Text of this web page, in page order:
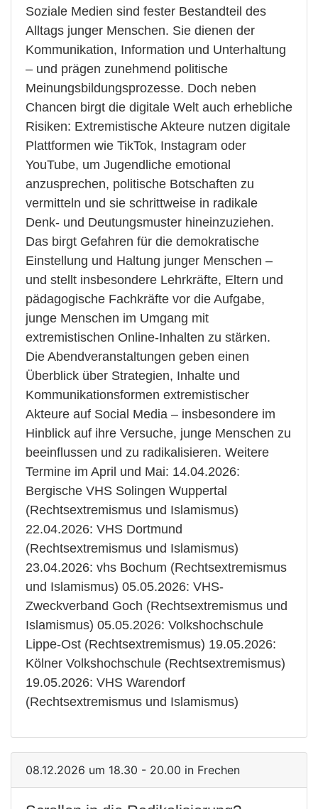
Soziale Medien sind fester Bestandteil des
Alltags junger Menschen. Sie dienen der
Kommunikation, Information und Unterhaltung
– und prägen zunehmend politische
Meinungsbildungsprozesse. Doch neben
Chancen birgt die digitale Welt auch erhebliche
Risiken: Extremistische Akteure nutzen digitale
Plattformen wie TikTok, Instagram oder
YouTube, um Jugendliche emotional
anzusprechen, politische Botschaften zu
vermitteln und sie schrittweise in radikale
Denk- und Deutungsmuster hineinzuziehen.
Das birgt Gefahren für die demokratische
Einstellung und Haltung junger Menschen –
und stellt insbesondere Lehrkräfte, Eltern und
pädagogische Fachkräfte vor die Aufgabe,
junge Menschen im Umgang mit
extremistischen Online-Inhalten zu stärken.
Die Abendveranstaltungen geben einen
Überblick über Strategien, Inhalte und
Kommunikationsformen extremistischer
Akteure auf Social Media – insbesondere im
Hinblick auf ihre Versuche, junge Menschen zu
beeinflussen und zu radikalisieren. Weitere
Termine im April und Mai: 14.04.2026:
Bergische VHS Solingen Wuppertal
(Rechtsextremismus und Islamismus)
22.04.2026: VHS Dortmund
(Rechtsextremismus und Islamismus)
23.04.2026: vhs Bochum (Rechtsextremismus
und Islamismus) 05.05.2026: VHS-
Zweckverband Goch (Rechtsextremismus und
Islamismus) 05.05.2026: Volkshochschule
Lippe-Ost (Rechtsextremismus) 19.05.2026:
Kölner Volkshochschule (Rechtsextremismus)
19.05.2026: VHS Warendorf
(Rechtsextremismus und Islamismus)
08.12.2026 um 18.30 - 20.00 in Frechen